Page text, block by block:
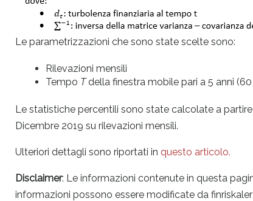
Le parametrizzazioni che sono state scelte sono:
Rilevazioni mensili
Tempo Tdella finestra mobile pari a 5 anni
Le statistiche percentili sono state calcolate a
Dicembre 2019 su rilevazioni mensili.
Ulteriori dettagli sono riportati in questo articolo.
Disclaimer: Le informazioni contenute in questa
informazioni possono essere modificate da